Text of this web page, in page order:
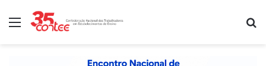
Menu